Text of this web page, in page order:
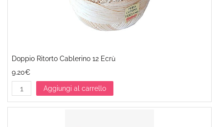
Doppio Ritorto Cablerino 12 Ecrù
9.20€
Aggiungi al carrello